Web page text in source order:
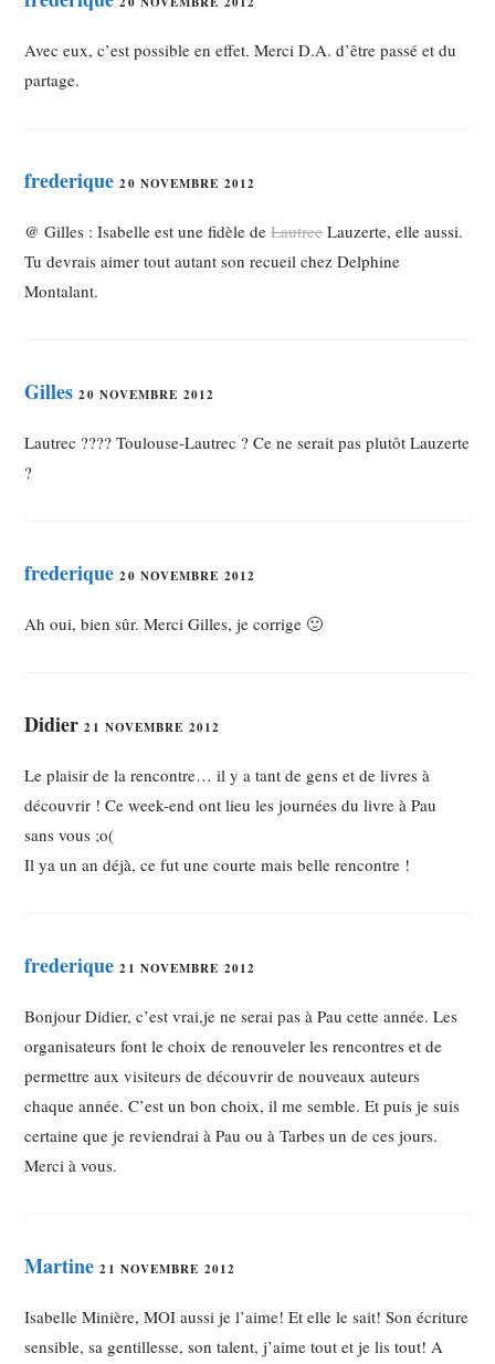
Avec eux, c’est possible en effet. Merci D.A. d’être passé et du
partage.
frederique 20 NOVEMBRE 2012
@ Gilles : Isabelle est une fidèle deLautrecLauzerte, elle aussi.
Tu devrais aimer tout autant son recueil chez Delphine
Montalant.
Gilles 20 NOVEMBRE 2012
Lautrec ???? Toulouse-Lautrec ? Ce ne serait pas plutôt Lauzerte
?
frederique 20 NOVEMBRE 2012
Ah oui, bien sûr. Merci Gilles, je corrige 🙂
Didier21 NOVEMBRE 2012
Le plaisir de la rencontre… il y a tant de gens et de livres à
découvrir ! Ce week-end ont lieu les journées du livre à Pau
sans vous ;o(
Il ya un an déjà, ce fut une courte mais belle rencontre !
frederique 21 NOVEMBRE 2012
Bonjour Didier, c’est vrai,je ne serai pas à Pau cette année. Les
organisateurs font le choix de renouveler les rencontres et de
permettre aux visiteurs de découvrir de nouveaux auteurs
chaque année. C’est un bon choix, il me semble. Et puis je suis
certaine que je reviendrai à Pau ou à Tarbes un de ces jours.
Merci à vous.
Martine 21 NOVEMBRE 2012
Isabelle Minière, MOI aussi je l’aime! Et elle le sait! Son écriture
sensible, sa gentillesse, son talent, j’aime tout et je lis tout! A